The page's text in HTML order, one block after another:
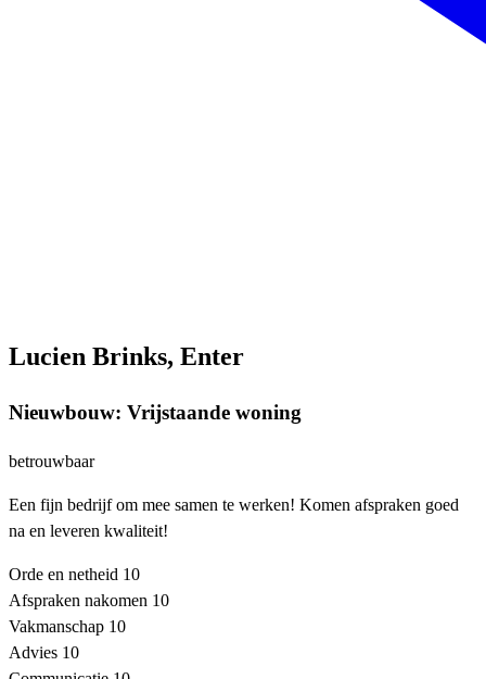
Lucien Brinks, Enter
Nieuwbouw: Vrijstaande woning
betrouwbaar
Een fijn bedrijf om mee samen te werken! Komen afspraken goed
na en leveren kwaliteit!
Orde en netheid 10
Afspraken nakomen 10
Vakmanschap 10
Advies 10